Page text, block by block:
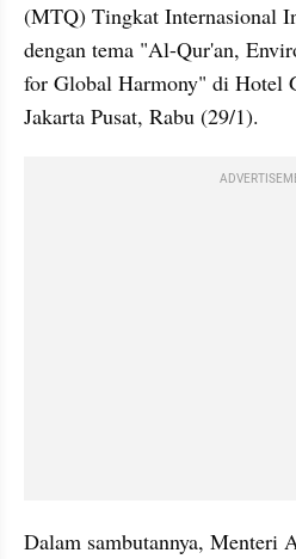
(MTQ) Tingkat Internasional
dengan tema "Al-Qur'an,
for Global Harmony" di Hotel
Jakarta Pusat, Rabu (29/1).
Dalam sambutannya, Menteri